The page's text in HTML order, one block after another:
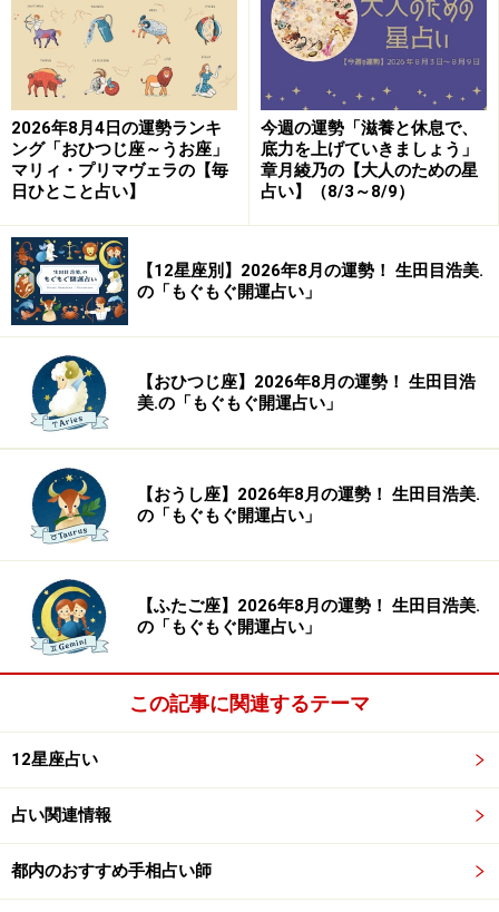
世のため人のために動く。
細かいところまで気が回り、人助けがスムーズにできそ
う。
いつもなら、出しゃばり過ぎかも、余計かもと引くシー
ンでも、一声かけて手を貸すとよいご縁が動き出すでし
ょう。乗り物の中で席を譲る、困っている人に手を貸す
など、さりげない親切も心掛けて。誰かの役に立てるこ
とがうれしいし、相手からも感謝が戻って、幸せな時間
を過ごせることに。
仕事は、やり直しがあるかも。でも、手をかけた分だ
け、よい結果になっていくもの。快く注文を受けましょ
う。
オフは、室内にツキが。自宅でゴロゴロも、いい休息
に。
愛は、家庭的なサービスを。
＞2026年6月の運勢ランキング！ 1位に輝くのはどの星
座!?
おうし座／牡牛座（4月20日～5月20日生ま
れ）
狭く深く、
自分ファーストで。
2026年8月4日の運勢ランキ
ング「おひつじ座～うお座」
マリィ・プリマヴェラの【毎
日ひとこと占い】
今週の運勢「滋養と休息で、
底力を上げていきましょう」
章月綾乃の【大人のための星
占い】（8/3～8/9）
【12星座別】2026年8月の運勢！ 生田目浩美.
の「もぐもぐ開運占い」
【おひつじ座】2026年8月の運勢！ 生田目浩
美.の「もぐもぐ開運占い」
【おうし座】2026年8月の運勢！ 生田目浩美.
の「もぐもぐ開運占い」
【ふたご座】2026年8月の運勢！ 生田目浩美.
の「もぐもぐ開運占い」
この記事に関連するテーマ
12星座占い
占い関連情報
都内のおすすめ手相占い師